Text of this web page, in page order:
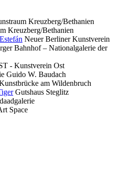
Kreuzberg/Bethanien
Kreuzberg/Bethanien
Neuer Berliner Kunstverein
Bahnhof – Nationalgalerie der
- Kunstverein Ost
Guido W. Baudach
am Wildenbruch
Gutshaus Steglitz
daadgalerie
Space